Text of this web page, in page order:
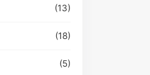
(13)
(18)
(5)